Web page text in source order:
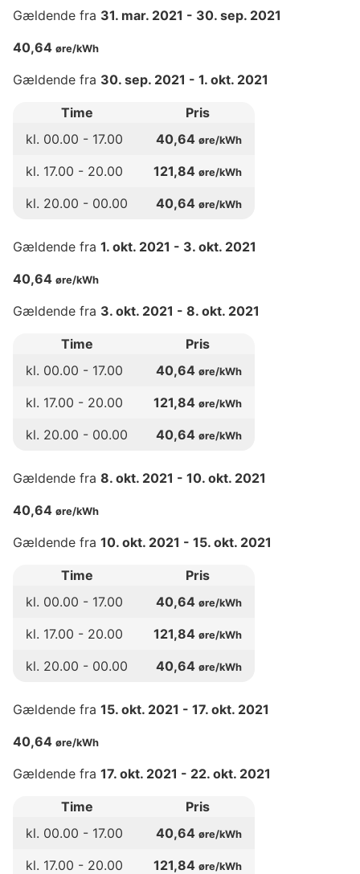
Gældende fra 31. mar. 2021 - 30. sep. 2021
40,64 øre/kWh
Gældende fra 30. sep. 2021 - 1. okt. 2021
Time
Pris
kl. 00.00 - 17.00 40,64 øre/kWh
kl. 17.00 - 20.00 121,84 øre/kWh
kl. 20.00 - 00.00 40,64 øre/kWh
Gældende fra 1. okt. 2021 - 3. okt. 2021
40,64 øre/kWh
Gældende fra 3. okt. 2021 - 8. okt. 2021
Time
Pris
kl. 00.00 - 17.00 40,64 øre/kWh
kl. 17.00 - 20.00 121,84 øre/kWh
kl. 20.00 - 00.00 40,64 øre/kWh
Gældende fra 8. okt. 2021 - 10. okt. 2021
40,64 øre/kWh
Gældende fra 10. okt. 2021 - 15. okt. 2021
Time
Pris
kl. 00.00 - 17.00 40,64 øre/kWh
kl. 17.00 - 20.00 121,84 øre/kWh
kl. 20.00 - 00.00 40,64 øre/kWh
Gældende fra 15. okt. 2021 - 17. okt. 2021
40,64 øre/kWh
Gældende fra 17. okt. 2021 - 22. okt. 2021
Time
Pris
kl. 00.00 - 17.00 40,64 øre/kWh
kl. 17.00 - 20.00 121,84 øre/kWh